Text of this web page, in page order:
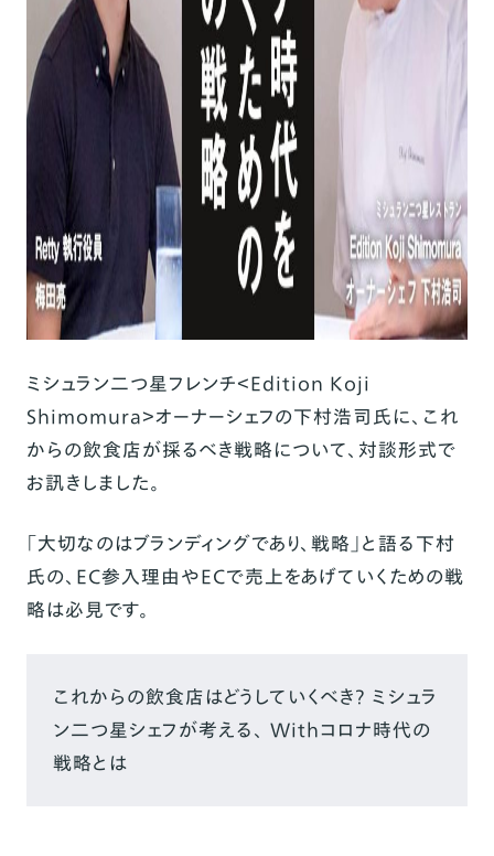
ミシュラン二つ星フレンチ＜Edition Koji
Shimomura＞オーナーシェフの下村浩司氏に、これ
からの飲食店が採るべき戦略について、対談形式で
お訊きしました。
「大切なのはブランディングであり、戦略 」と語る下村
氏の、EC参入理由やECで売上をあげていくための戦
略は必見です。
これからの飲食店はどうしていくべき？ ミシュラ
ン二つ星シェフが考える、 Withコロナ時代の
戦略とは